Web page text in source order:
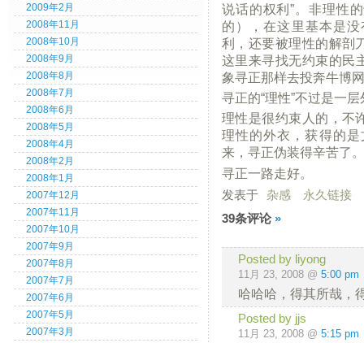
2009年2月
2008年11月
2008年10月
2008年9月
2008年8月
2008年7月
2008年6月
2008年5月
2008年4月
2008年2月
2008年1月
2007年12月
2007年11月
2007年10月
2007年9月
2007年8月
2007年7月
2007年6月
2007年5月
2007年3月
说话的权利”。非理性
的），在这里基本是
利，还要被理性的解剖
这里来寻找无约束的
象寻正那样去投奔牛博
寻正的“理性”不过是一
理性是很约束人的，不
理性的外衣，获得的
来，寻正伪装得辛苦了。
寻正一路走好。
发表于 杂感
永久链接
39条评论 »
Posted by liyong
11月 23, 2008 @ 5:00 pm
哈哈哈，得其所哉，
Posted by jjs
11月 23, 2008 @ 5:15 pm